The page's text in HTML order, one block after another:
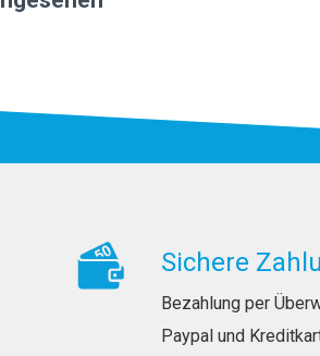
Sichere
Bezahlung per
Paypal und